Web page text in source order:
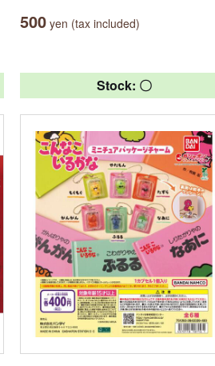
500 yen (tax included)
Stock: 〇